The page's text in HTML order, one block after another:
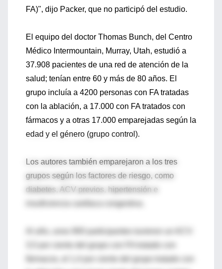
FA)", dijo Packer, que no participó del estudio.
El equipo del doctor Thomas Bunch, del Centro
Médico Intermountain, Murray, Utah, estudió a
37.908 pacientes de una red de atención de la
salud; tenían entre 60 y más de 80 años. El
grupo incluía a 4200 personas con FA tratadas
con la ablación, a 17.000 con FA tratados con
fármacos y a otras 17.000 emparejadas según la
edad y el género (grupo control).
Los autores también emparejaron a los tres
grupos según los factores de riesgo, como
diabetes, ACV previos, hipertensión e
insuficiencia cardíaca congestiva.
3,5 por ciento del grupo con FA tratado con
fármacos, el 1,4 por ciento del grupo tratado con